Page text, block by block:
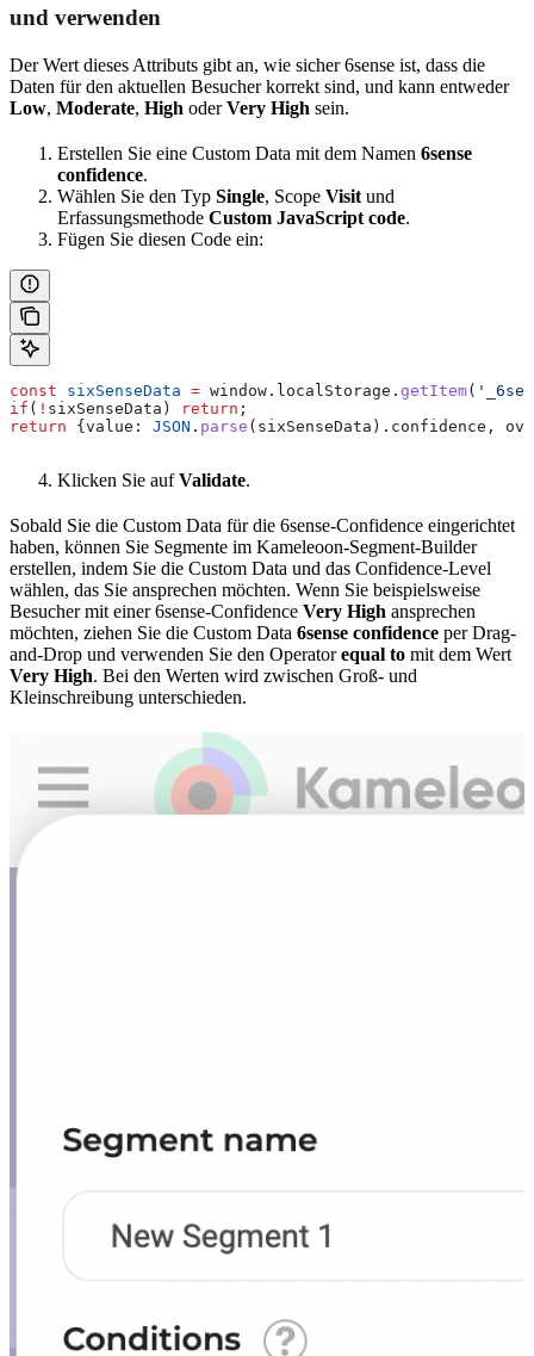
und verwenden
Der Wert dieses Attributs gibt an, wie sicher 6sense ist, dass die
Daten für den aktuellen Besucher korrekt sind, und kann entweder
Low, Moderate, High oderVery High sein.
Erstellen Sie eine Custom Data mit dem Namen 6sense
confidence.
Wählen Sie den Typ Single, Scope Visit und
Erfassungsmethode Custom JavaScript code.
Fügen Sie diesen Code ein:
const sixSenseData = window . localStorage . getItem(
if ( ! sixSenseData ) return ;
return {value: JSON . parse ( sixSenseData ). confidence ,
Klicken Sie aufValidate.
Sobald Sie die Custom Data für die 6sense-Confidence eingerichtet
haben, können Sie Segmente im Kameleoon-Segment-Builder
erstellen, indem Sie die Custom Data und das Confidence-Level
wählen, das Sie ansprechen möchten. Wenn Sie beispielsweise
Besucher mit einer 6sense-Confidence Very High ansprechen
möchten, ziehen Sie die Custom Data 6sense confidence per Drag-
and-Drop und verwenden Sie den Operatorequal to mit dem Wert
Very High. Bei den Werten wird zwischen Groß- und
Kleinschreibung unterschieden.